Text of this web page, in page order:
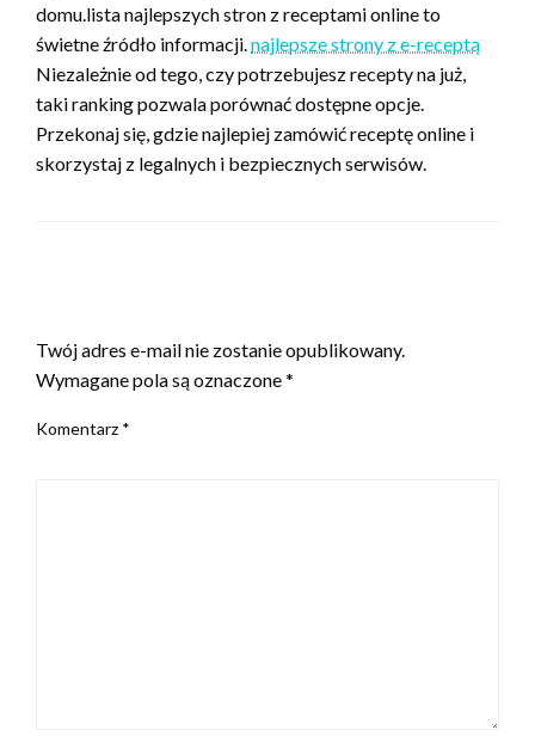
domu.lista najlepszych stron z receptami online to
świetne źródło informacji. najlepsze strony z e-receptą
Niezależnie od tego, czy potrzebujesz recepty na już,
taki ranking pozwala porównać dostępne opcje.
Przekonaj się, gdzie najlepiej zamówić receptę online i
skorzystaj z legalnych i bezpiecznych serwisów.
Twój adres e-mail nie zostanie opublikowany.
Wymagane pola są oznaczone*
Komentarz *